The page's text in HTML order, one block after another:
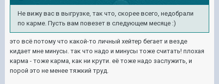
Не вижу вас в выгрузке, так что, скорее всего, недобрали
по карме. Пусть вам повезет в следующем месяце :)
это всё потому что какой-то личный хейтер бегает и везде
кидает мне минусы. так что надо и минусы тоже считать! плохая
карма - тоже карма, как ни крути. её тоже надо заслужить, и
порой это не менее тяжкий труд.